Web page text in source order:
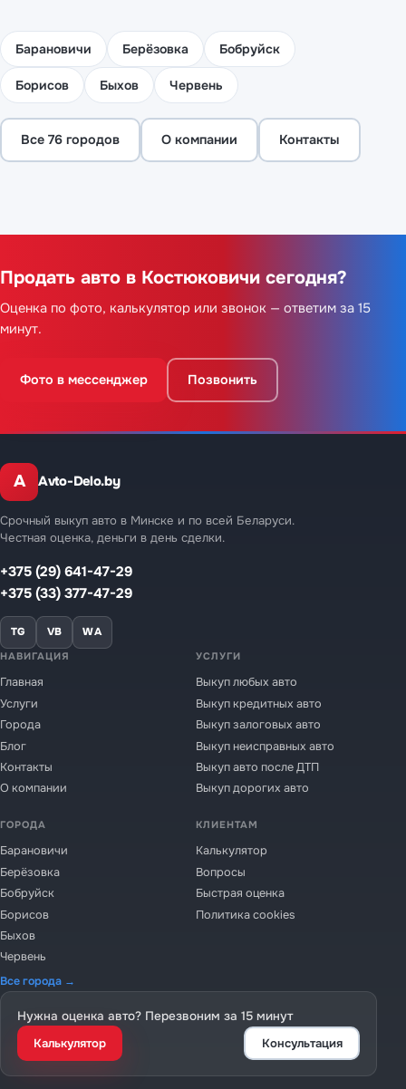
Барановичи Берёзовка Бобруйск
Борисов Быхов Червень
Все 76 городов О компании Контакты
Продать авто в Костюковичи сегодня?
Оценка по фото, калькулятор или звонок — ответим за 15
минут.
Фото в мессенджер Позвонить
A Avto-Delo.by
Срочный выкуп авто в Минске и по всей Беларуси.
Честная оценка, деньги в день сделки.
+375 (29) 641-47-29
+375 (33) 377-47-29
TG VB WA
НАВИГАЦИЯ
Главная
Услуги
Города
Блог
Контакты
О компании
УСЛУГИ
Выкуп любых авто
Выкуп кредитных авто
Выкуп залоговых авто
Выкуп неисправных авто
Выкуп авто после ДТП
Выкуп дорогих авто
ГОРОДА
Барановичи
Берёзовка
Бобруйск
Борисов
Быхов
Червень
Все города →
КЛИЕНТАМ
Калькулятор
Вопросы
Быстрая оценка
Политика cookies
Нужна оценка авто? Перезвоним за 15 минут
Калькулятор
Консультация